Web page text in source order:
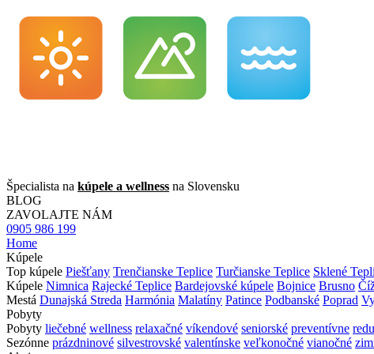
Špecialista na kúpele a wellness na Slovensku
BLOG
ZAVOLAJTE NÁM
0905 986 199
Home
Kúpele
Top kúpele Piešťany Trenčianske Teplice Turčianske Teplice Sklené
Kúpele Nimnica Rajecké Teplice Bardejovské kúpele Bojnice Brusno
Mestá Dunajská Streda Harmónia Malatíny Patince Podbanské Poprad
Pobyty
Pobyty liečebné wellness relaxačné víkendové seniorské preventívne
Sezónne prázdninové silvestrovské valentínske veľkonočné vianočné